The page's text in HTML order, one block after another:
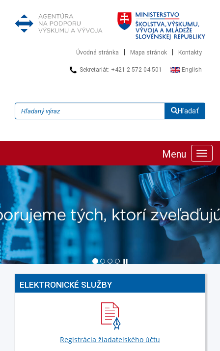
Úvodná stránka Mapa stránok Kontakty
Sekretariát: +421 2 572 04 501 English
Hľadať
Menu
ELEKTRONICKÉ SLUŽBY
Registrácia žiadateľského účtu